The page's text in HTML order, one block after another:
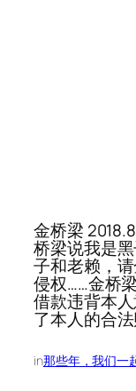
金桥梁
桥梁说我是
子和老赖，
侵权……金桥
借款违背本
了本人的合
in那些年，我们一